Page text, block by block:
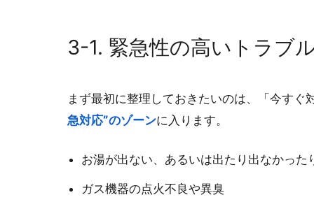
3-1. 緊急性の高いトラブ
まず最初に整理しておきたいのは、「今す
急対応”のゾーンに入ります。
お湯が出ない、あるいは出たり出なかった
ガス機器の点火不良や異臭